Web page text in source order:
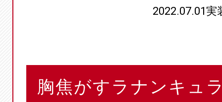
2022.07.01実
胸焦がすラナンキュ